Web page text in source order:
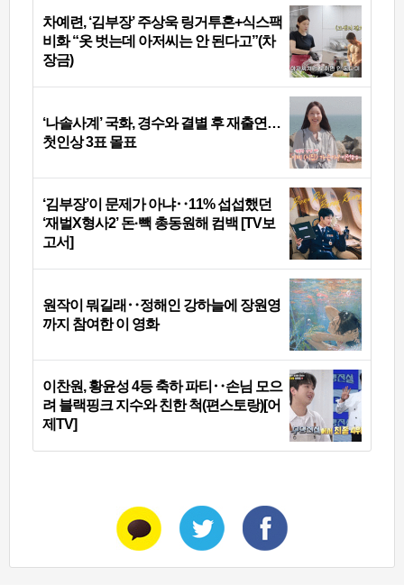
차예련, ‘김부장’ 주상욱 링거투혼+식스팩
비화 “옷 벗는데 아저씨는 안 된다고”(차
장금)
‘나솔사계’ 국화, 경수와 결별 후 재출연…
첫인상 3표 몰표
‘김부장’이 문제가 아냐‥11% 섭섭했던
‘재벌X형사2’ 돈·빽 총동원해 컴백 [TV보
고서]
원작이 뭐길래‥정해인 강하늘에 장원영
까지 참여한 이 영화
이찬원, 황윤성 4등 축하 파티‥손님 모으
려 블랙핑크 지수와 친한 척(편스토랑)[어
제TV]